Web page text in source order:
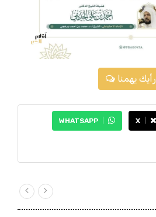
رأيك يهمنا
X
WHATSAPP